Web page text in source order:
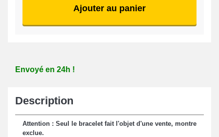
Ajouter au panier
Envoyé en 24h !
Description
Attention : Seul le bracelet fait l'objet d'une vente, montre
exclue.